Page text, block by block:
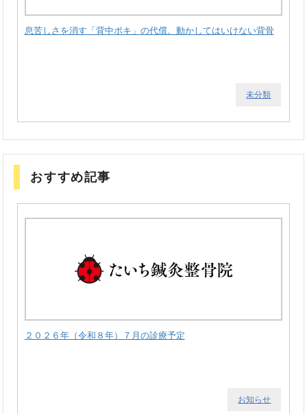
息苦しさを消す「背中ポキ」の代償。動かしてはいけない背骨
未分類
おすすめ記事
２０２６年（令和８年）７月の診療予定
お知らせ